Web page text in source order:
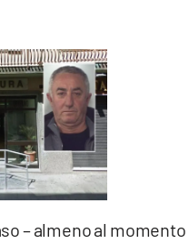
– almeno al momento